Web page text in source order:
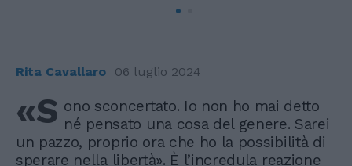
Rita Cavallaro 06 luglio 2024
«S ono sconcertato. Io non ho mai detto
né pensato una cosa del genere. Sarei
un pazzo, proprio ora che ho la possibilità di
sperare nella libertà». È l’incredula reazione